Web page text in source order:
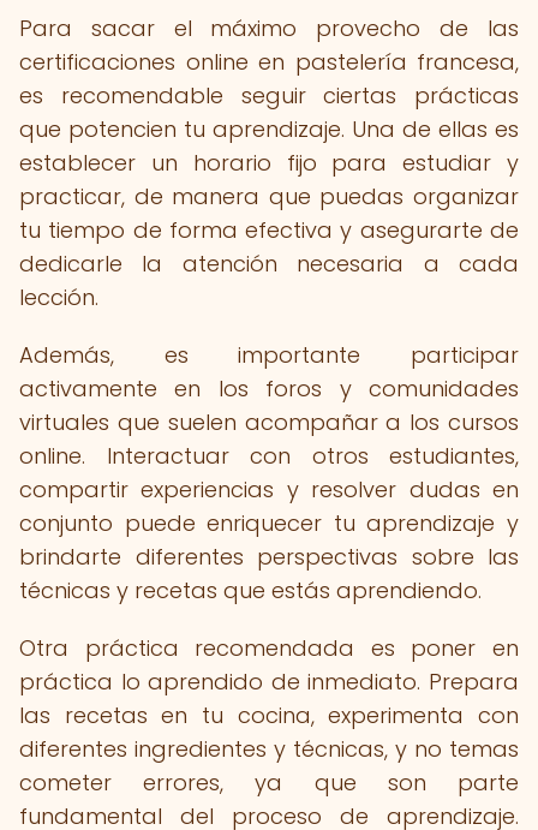
Para sacar el máximo provecho de las
certificaciones online en pastelería francesa,
es recomendable seguir ciertas prácticas
que potencien tu aprendizaje. Una de ellas es
establecer un horario fijo para estudiar y
practicar, de manera que puedas organizar
tu tiempo de forma efectiva y asegurarte de
dedicarle la atención necesaria a cada
lección.
Además, es importante participar
activamente en los foros y comunidades
virtuales que suelen acompañar a los cursos
online. Interactuar con otros estudiantes,
compartir experiencias y resolver dudas en
conjunto puede enriquecer tu aprendizaje y
brindarte diferentes perspectivas sobre las
técnicas y recetas que estás aprendiendo.
Otra práctica recomendada es poner en
práctica lo aprendido de inmediato. Prepara
las recetas en tu cocina, experimenta con
diferentes ingredientes y técnicas, y no temas
cometer errores, ya que son parte
fundamental del proceso de aprendizaje.